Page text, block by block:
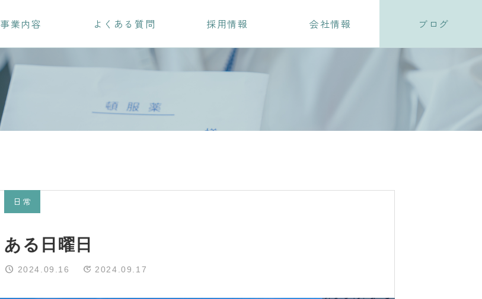
事業内容 よくある質問 採用情報 会社情報 ブログ
日常
ある日曜日
2024.09.16 2024.09.17